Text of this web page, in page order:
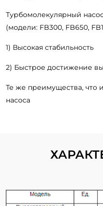
Турбомолекулярный
(модели: FB300, FB650,
1) Высокая стабильность
2) Быстрое достижение
Те же преимущества, что
насоса